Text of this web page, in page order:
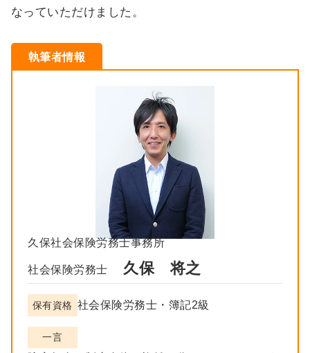
なっていただけました。
執筆者情報
久保社会保険労務士事務所
社会保険労務士 久保 将之
保有資格 社会保険労務士・簿記2級
一言